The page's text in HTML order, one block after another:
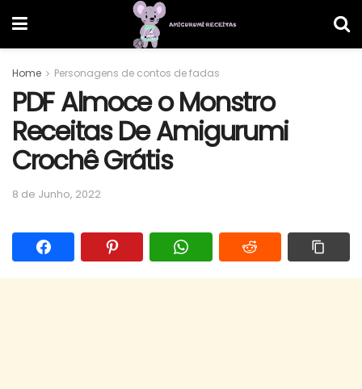
Home Personagens de contos de fadas
PDF Almoce o Monstro
Receitas De Amigurumi
Crochê Grátis
8 de Junho, 2022